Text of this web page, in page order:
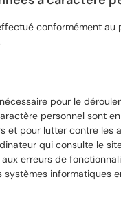
conformément
pour le
personnel sont
et pour lutter contre les
qui consulte le
erreurs de
informatiques